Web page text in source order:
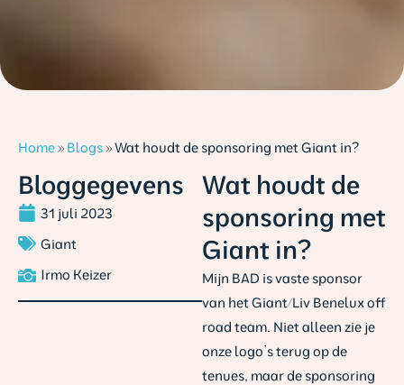
Home» Blogs»Wat houdt de sponsoring met Giant in?
Bloggegevens
31 juli 2023
Giant
Irmo Keizer
Wat houdt de
sponsoring met
Giant in?
Mijn BAD is vaste sponsor
van het Giant/Liv Benelux off
road team. Niet alleen zie je
onze logo’s terug op de
tenues, maar de sponsoring